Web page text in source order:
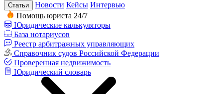
Статьи Новости Кейсы Интервью
Помощь юриста 24/7
Юридические калькуляторы
База нотариусов
Реестр арбитражных управляющих
Справочник судов Российской Федерации
Проверенная недвижимость
Юридический словарь